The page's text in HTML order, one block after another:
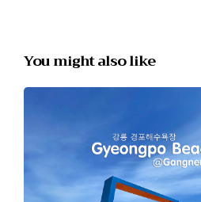
You might also like